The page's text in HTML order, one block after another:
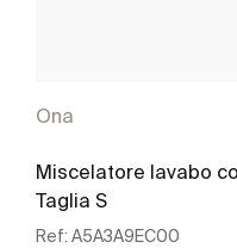
Ona
Miscelatore lavabo
Taglia S
Ref: A5A3A9EC00